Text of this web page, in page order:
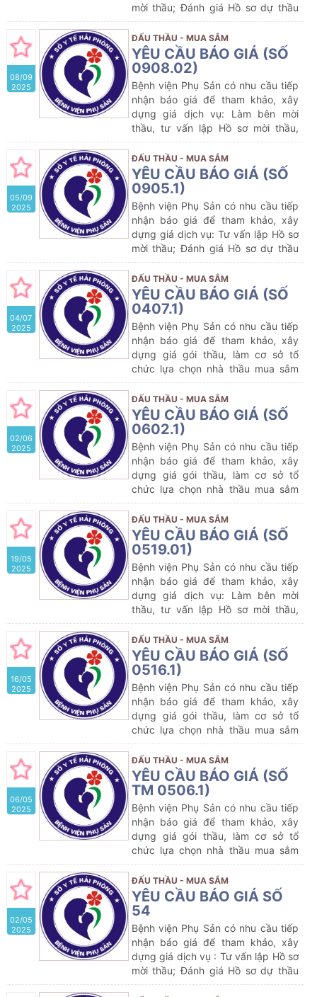
mời thầu; Đánh giá Hồ sơ dự thầu
và tư vấn thẩm định kết quả lựa
chọn nhà thầu tham gia gói thầu dự
kiến:Mua sắm thuốc Generic (gồm
02 lô) thuộc kế hoạch lựa chọn nhà
thầu cung cấp thuốc của Bệnh viện
Phụ Sản năm 2025 (lần 11)
08/09
2025
ĐẤU THẦU - MUA SẮM
YÊU CẦU BÁO GIÁ (SỐ
0908.02)
Bệnh viện Phụ Sản có nhu cầu tiếp
nhận báo giá để tham khảo, xây
dựng giá dịch vụ: Làm bên mời
thầu, tư vấn lập Hồ sơ mời thầu,
đánh giá Hồ sơ dự thầu và tư vấn
thẩm định hồ sơ mời thầu; thẩm
định kết quả lựa chọn nhà thầu
tham gia gói thầu dự kiến:
Mua sắm
Bộ Kit hóa chất, vật tư xét nghiệm
ung thư cổ tử cung cho máy
Thinprep T2000 Processor của
Bệnh viện Phụ Sản năm 2025 với
nội dung cụ thể như sau:
05/09
2025
ĐẤU THẦU - MUA SẮM
YÊU CẦU BÁO GIÁ (SỐ
0905.1)
Bệnh viện Phụ Sản có nhu cầu tiếp
nhận báo giá để tham khảo, xây
dựng giá dịch vụ: Tư vấn lập Hồ sơ
mời thầu; Đánh giá Hồ sơ dự thầu
và tư vấn thẩm định Hồ sơ mời thầu;
thẩm định kết quả lựa chọn nhà
thầu tham gia gói thầu dự kiến:Mua
sắm thuốc Generic (gồm 01 lô)
thuộc kế hoạch lựa chọn nhà thầu
cung cấp thuốc của Bệnh viện Phụ
Sản năm 2025 (lần 5)
04/07
2025
ĐẤU THẦU - MUA SẮM
YÊU CẦU BÁO GIÁ (SỐ
0407.1)
Bệnh viện Phụ Sản có nhu cầu tiếp
nhận báo giá để tham khảo, xây
dựng giá gói thầu, làm cơ sở tổ
chức lựa chọn nhà thầu mua sắm
gói thầu dự kiến:Mua sắm hóa
chất, vật tư dùng trong sàng lọc sơ
sinh của Bệnh viện Phụ sản Hải
Phòng năm 2025-2026
02/06
2025
ĐẤU THẦU - MUA SẮM
YÊU CẦU BÁO GIÁ (SỐ
0602.1)
Bệnh viện Phụ Sản có nhu cầu tiếp
nhận báo giá để tham khảo, xây
dựng giá gói thầu, làm cơ sở tổ
chức lựa chọn nhà thầu mua sắm
gói thầu dự kiến:Mua sắm thuốc
Generic (Gồm 05 lô) thuộc kế
hoạch lựa chọn nhà thầu cung cấp
thuốc của Bệnh viện Phụ sản năm
2025 (lần 4)
19/05
2025
ĐẤU THẦU - MUA SẮM
YÊU CẦU BÁO GIÁ (SỐ
0519.01)
Bệnh viện Phụ Sản có nhu cầu tiếp
nhận báo giá để tham khảo, xây
dựng giá dịch vụ: Làm bên mời
thầu, tư vấn lập Hồ sơ mời thầu,
đánh giá Hồ sơ dự thầu và tư vấn
thẩm định hồ sơ mời thầu; thẩm
định kết quả lựa chọn nhà thầu
tham gia gói thầu dự kiến:
Mua sắm
Hóa chất xét nghiệm cho máy xét
nghiệm miễn dịch Cobas của Bệnh
viện Phụ Sản Hải Phòng năm 2025-
2026 (lần 2) với nội dung cụ thể
như sau:
16/05
2025
ĐẤU THẦU - MUA SẮM
YÊU CẦU BÁO GIÁ (SỐ
0516.1)
Bệnh viện Phụ Sản có nhu cầu tiếp
nhận báo giá để tham khảo, xây
dựng giá gói thầu, làm cơ sở tổ
chức lựa chọn nhà thầu mua sắm
gói thầu dự kiến:Mua sắm thuốc
Generic (Gồm 03 lô) thuộc kế
hoạch lựa chọn nhà thầu cung cấp
thuốc của Bệnh viện Phụ sản năm
06/05
2025
ĐẤU THẦU - MUA SẮM
YÊU CẦU BÁO GIÁ (SỐ
TM 0506.1)
Bệnh viện Phụ Sản có nhu cầu tiếp
nhận báo giá để tham khảo, xây
dựng giá gói thầu, làm cơ sở tổ
chức lựa chọn nhà thầu mua sắm
gói thầu dự kiến: Cung cấp dịch vụ
xét nghiệm giải phẫu bệnh vi thể và
nhuộm hóa mô miễn dịch với 01 dấu
ấn CD138 các mẫu sinh thiết niêm
mạc buồng tử cung
02/05
2025
ĐẤU THẦU - MUA SẮM
YÊU CẦU BÁO GIÁ SỐ
54
Bệnh viện Phụ Sản có nhu cầu tiếp
nhận báo giá để tham khảo, xây
dựng giá dịch vụ : Tư vấn lập Hồ sơ
mời thầu; Đánh giá Hồ sơ dự thầu
và tư vấn thẩm định hồ sơ mời thầu;